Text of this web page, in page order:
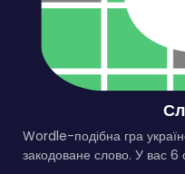
Wordle-подібна гра
закодоване слово. У вас 6